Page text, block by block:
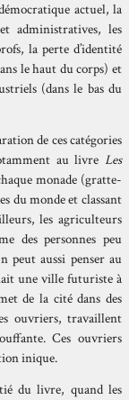
actuel, la
administratives, les
la perte d’identité
le haut du corps) et
(dans le bas du
de ces catégories
au livre Les
monade (gratte-
du monde et classant
les agriculteurs
des personnes peu
peut aussi penser au
une ville futuriste à
de la cité dans des
ouvriers, travaillent
Ces ouvriers
inique.
du livre, quand les